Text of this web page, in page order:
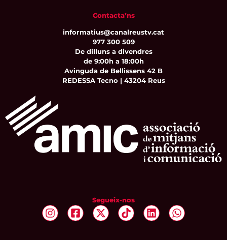
Contacta’ns
informatius@canalreustv.cat
977 300 509
De dilluns a divendres
de 9:00h a 18:00h
Avinguda de Bellissens 42 B
REDESSA Tecno | 43204 Reus
Segueix-nos